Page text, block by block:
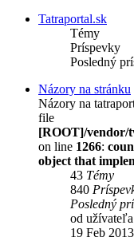
Tatraportal.sk
Témy
Príspevky
Posledný
Názory na stránku
Názory na
file
[ROOT]/vendor/
on line 1266:
object that
43 Témy
840
Posledný
od užívateľa
19 Feb